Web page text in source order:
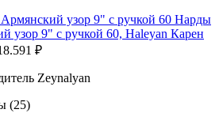
Нарды
узор 9" с ручкой 60, Haleyan Карен
₽
Zeynalyan
(25)Цены: